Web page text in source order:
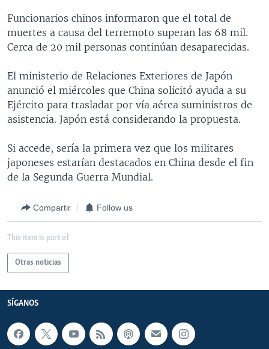
DEPORTIVO INTERNACIONAL
NOTA ECONÓMICA
Idiomas
Funcionarios chinos informaron que el total de
muertes a causa del terremoto superan las 68 mil.
Cerca de 20 mil personas continúan desaparecidas.
El ministerio de Relaciones Exteriores de Japón
anunció el miércoles que China solicitó ayuda a su
Ejército para trasladar por vía aérea suministros de
asistencia. Japón está considerando la propuesta.
Si accede, sería la primera vez que los militares
japoneses estarían destacados en China desde el fin
de la Segunda Guerra Mundial.
Compartir Follow us
This item is part of
Otras noticias
SÍGANOS